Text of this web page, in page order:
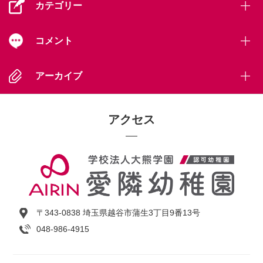
カテゴリー
コメント
アーカイブ
アクセス
〒343-0838 埼玉県越谷市蒲生3丁目9番13号
048-986-4915